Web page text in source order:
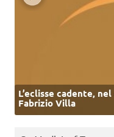
L’eclisse cadente,
Fabrizio Villa